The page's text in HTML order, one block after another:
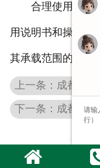
合理使用：在使
用说明书和操作规
其承载范围的负载
上一条：成都电